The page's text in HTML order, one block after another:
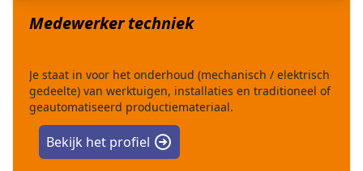
Medewerker techniek
Je staat in voor het onderhoud (mechanisch / elektrisch
gedeelte) van werktuigen, installaties en traditioneel of
geautomatiseerd productiemateriaal.
Bekijk het profiel